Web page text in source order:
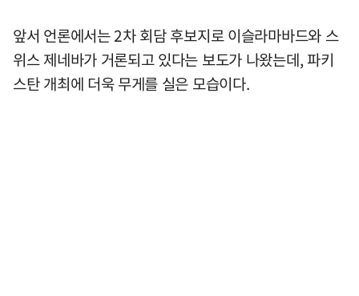
앞서 언론에서는 2차 회담 후보지로 이슬라마바드와 스
위스 제네바가 거론되고 있다는 보도가 나왔는데, 파키
스탄 개최에 더욱 무게를 실은 모습이다.